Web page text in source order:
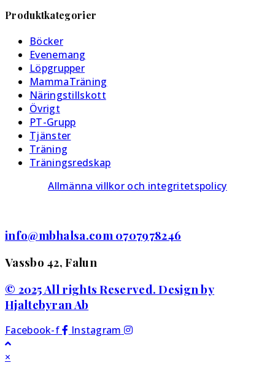
Produktkategorier
Böcker
Evenemang
Löpgrupper
MammaTräning
Näringstillskott
Övrigt
PT-Grupp
Tjänster
Träning
Träningsredskap
Allmänna villkor och integritetspolicy
info@mbhalsa.com 0707978246
Vassbo 42, Falun
© 2025 All rights Reserved. Design by
Hjaltebyran Ab
Facebook-f
Instagram
×